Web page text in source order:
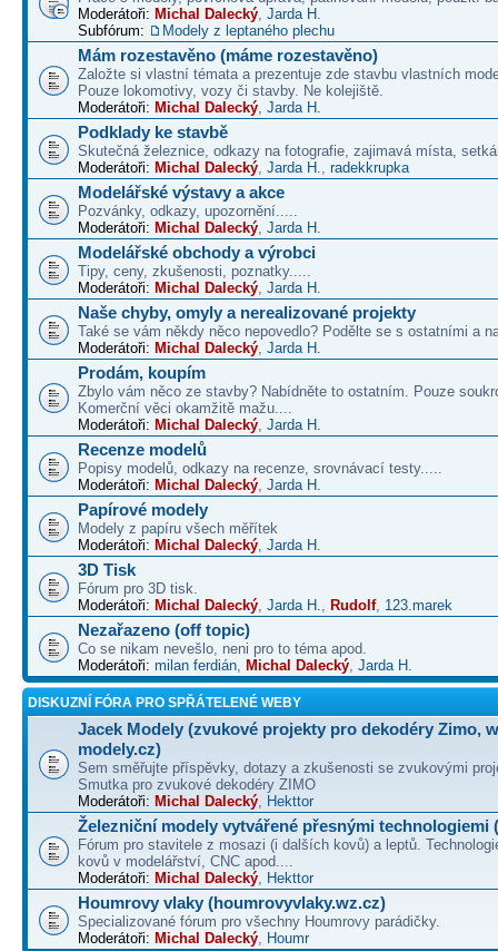
Moderátoři: Michal Dalecký, Jarda H.
Subfórum:
Modely z leptaného plechu
Mám rozestavěno (máme rozestavěno)
Založte si vlastní témata a prezentuje zde stavbu vlastních
Pouze lokomotivy, vozy či stavby. Ne kolejiště.
Moderátoři: Michal Dalecký, Jarda H.
Podklady ke stavbě
Skutečná železnice, odkazy na fotografie, zajimavá místa,
Moderátoři: Michal Dalecký, Jarda H., radekkrupka
Modelářské výstavy a akce
Pozvánky, odkazy, upozornění.....
Moderátoři: Michal Dalecký, Jarda H.
Modelářské obchody a výrobci
Tipy, ceny, zkušenosti, poznatky.....
Moderátoři: Michal Dalecký, Jarda H.
Naše chyby, omyly a nerealizované projekty
Také se vám někdy něco nepovedlo? Podělte se s ostatními a
Moderátoři: Michal Dalecký, Jarda H.
Prodám, koupím
Zbylo vám něco ze stavby? Nabídněte to ostatním. Pouze
Komerční věci okamžitě mažu....
Moderátoři: Michal Dalecký, Jarda H.
Recenze modelů
Popisy modelů, odkazy na recenze, srovnávací testy.....
Moderátoři: Michal Dalecký, Jarda H.
Papírové modely
Modely z papíru všech měřítek
Moderátoři: Michal Dalecký, Jarda H.
3D Tisk
Fórum pro 3D tisk.
Moderátoři: Michal Dalecký, Jarda H., Rudolf, 123.marek
Nezařazeno (off topic)
Co se nikam nevešlo, neni pro to téma apod.
Moderátoři: milan ferdián, Michal Dalecký, Jarda H.
DISKUZNÍ FÓRA PRO SPŘÁTELENÉ WEBY
Jacek Modely (zvukové projekty pro dekodéry Zimo,
modely.cz)
Sem směřujte příspěvky, dotazy a zkušenosti se zvukovými
Smutka pro zvukové dekodéry ZIMO
Moderátoři: Michal Dalecký, Hekttor
Železniční modely vytvářené přesnými technologiemi
Fórum pro stavitele z mosazi (i dalších kovů) a leptů.
kovů v modelářství, CNC apod....
Moderátoři: Michal Dalecký, Hekttor
Houmrovy vlaky (houmrovyvlaky.wz.cz)
Specializované fórum pro všechny Houmrovy parádičky.
Moderátoři: Michal Dalecký, Houmr